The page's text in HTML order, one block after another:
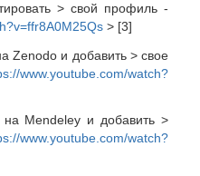
> свой профиль -
> [3]
Zenodo и добавить > свое
www.youtube.com/watch?
на Mendeley и добавить >
www.youtube.com/watch?